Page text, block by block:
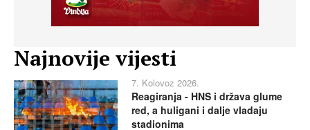
Najnovije vijesti
7. Kolovoz 2026.
Reagiranja - HNS i država glume
red, a huligani i dalje vladaju
stadionima